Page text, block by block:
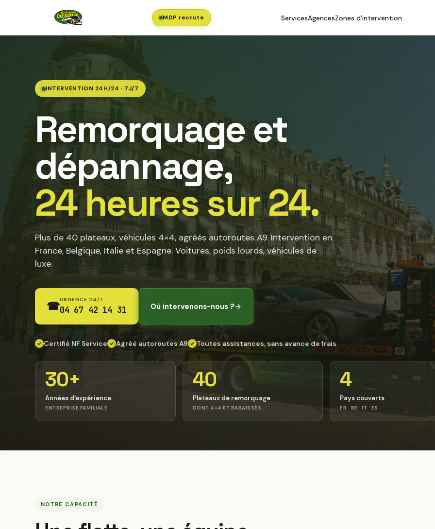
MDP recrute ServicesAgencesZones d’intervention
INTERVENTION 24H/24 · 7J/7
Remorquage et
dépannage,
24 heures sur 24.
Plus de 40 plateaux, véhicules 4×4, agréés autoroutes A9. Intervention en
France, Belgique, Italie et Espagne. Voitures, poids lourds, véhicules de
luxe.
☎URGENCE 24/7
04 67 42 14 31 Où intervenons-nous ?→
✓ Certifié NF Service ✓ Agréé autoroutes A9 ✓ Toutes assistances, sans avance de frais
30+
Années d'expérience
ENTREPRISE FAMILIALE
40
Plateaux de remorquage
DONT 4×4 ET RABAISSÉS
4
Pays couverts
FR · BE · IT · ES
NOTRE CAPACITÉ